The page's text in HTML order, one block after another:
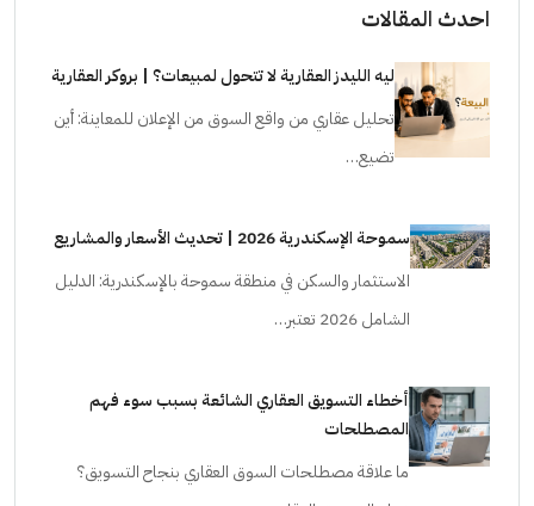
احدث المقالات
ليه الليدز العقارية لا تتحول لمبيعات؟ | بروكر العقارية
تحليل عقاري من واقع السوق من الإعلان للمعاينة: أين
تضيع…
سموحة الإسكندرية 2026 | تحديث الأسعار والمشاريع
الاستثمار والسكن في منطقة سموحة بالإسكندرية: الدليل
الشامل 2026 تعتبر…
أخطاء التسويق العقاري الشائعة بسبب سوء فهم
المصطلحات
ما علاقة مصطلحات السوق العقاري بنجاح التسويق؟